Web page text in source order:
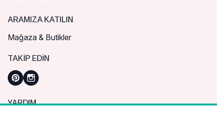
ARAMIZA KATILIN
Mağaza & Butikler
TAKIP EDIN
YARDIM